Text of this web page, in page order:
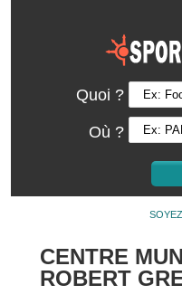
Quoi ?
Où ?
CENTRE
ROBERT